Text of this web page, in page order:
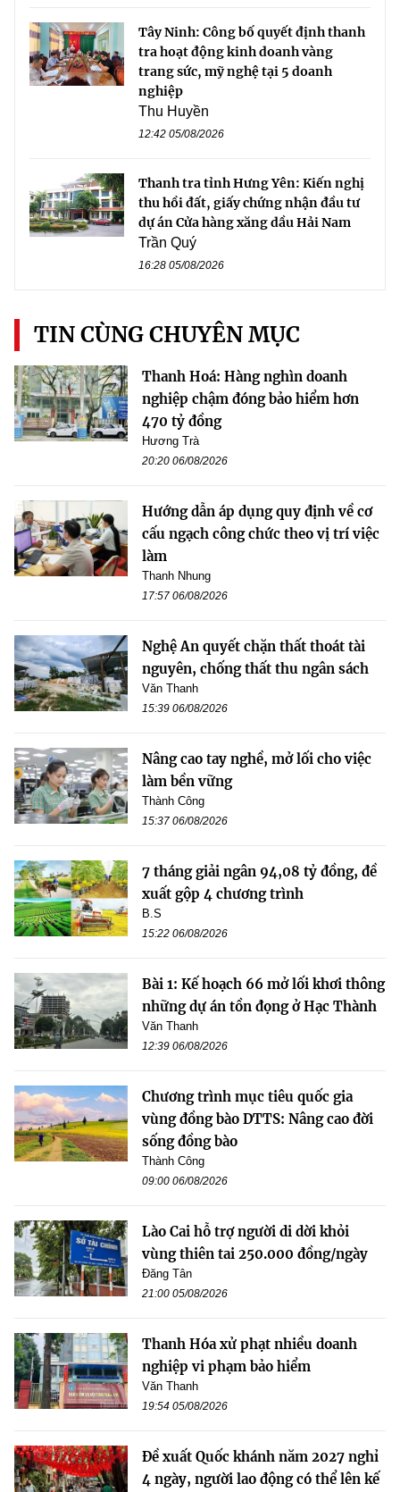
Tây Ninh: Công bố quyết định thanh
tra hoạt động kinh doanh vàng
trang sức, mỹ nghệ tại 5 doanh
nghiệp
Thu Huyền
12:42 05/08/2026
Thanh tra tỉnh Hưng Yên: Kiến nghị
thu hồi đất, giấy chứng nhận đầu tư
dự án Cửa hàng xăng dầu Hải Nam
Trần Quý
16:28 05/08/2026
TIN CÙNG CHUYÊN MỤC
Thanh Hoá: Hàng nghìn doanh
nghiệp chậm đóng bảo hiểm hơn
470 tỷ đồng
Hương Trà
20:20 06/08/2026
Hướng dẫn áp dụng quy định về cơ
cấu ngạch công chức theo vị trí việc
làm
Thanh Nhung
17:57 06/08/2026
Nghệ An quyết chặn thất thoát tài
nguyên, chống thất thu ngân sách
Văn Thanh
15:39 06/08/2026
Nâng cao tay nghề, mở lối cho việc
làm bền vững
Thành Công
15:37 06/08/2026
7 tháng giải ngân 94,08 tỷ đồng, đề
xuất gộp 4 chương trình
B.S
15:22 06/08/2026
Bài 1: Kế hoạch 66 mở lối khơi thông
những dự án tồn đọng ở Hạc Thành
Văn Thanh
12:39 06/08/2026
Chương trình mục tiêu quốc gia
vùng đồng bào DTTS: Nâng cao đời
sống đồng bào
Thành Công
09:00 06/08/2026
Lào Cai hỗ trợ người di dời khỏi
vùng thiên tai 250.000 đồng/ngày
Đăng Tân
21:00 05/08/2026
Thanh Hóa xử phạt nhiều doanh
nghiệp vi phạm bảo hiểm
Văn Thanh
19:54 05/08/2026
Đề xuất Quốc khánh năm 2027 nghỉ
4 ngày, người lao động có thể lên kế